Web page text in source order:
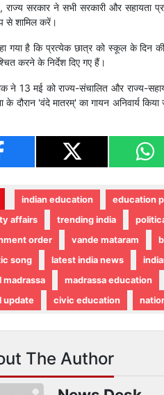
राज्य सरकार ने सभी सरकारी और सहायता
से शामिल करें।
गया है कि प्रत्येक छात्र को स्कूल के दिन
करने के निर्देश दिए गए हैं।
ने 13 मई को राज्य-संचालित और राज्य-
के दौरान 'वंदे मातरम्' का गायन अनिवार्य
indian education education
affairs
trending india
order
vande mataram
song
latest india news
madrassa
madrassa education
update
civic education
The Author